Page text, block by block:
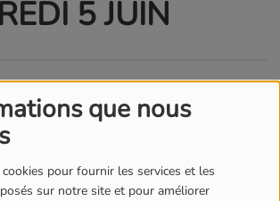
que nous
pour fournir les services et les
sur notre site et pour améliorer
5 JUIN